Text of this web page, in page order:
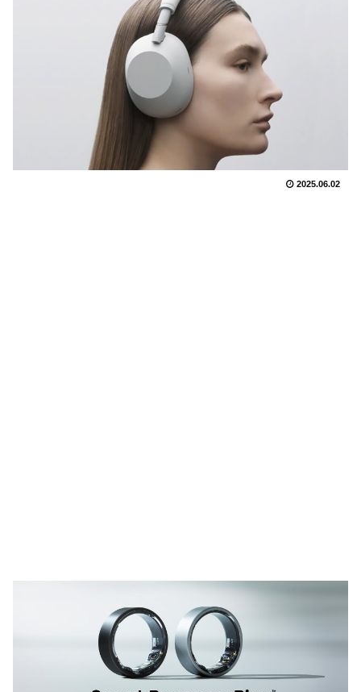
2025.06.02